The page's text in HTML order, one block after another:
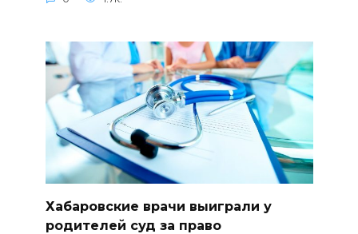
Хабаровские врачи выиграли у
родителей суд за право